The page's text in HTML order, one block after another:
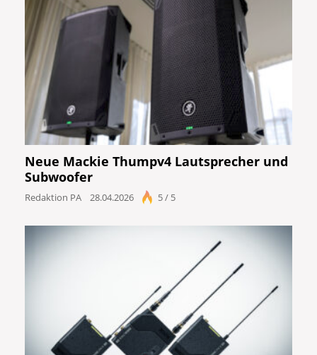
Neue Mackie Thumpv4 Lautsprecher und
Subwoofer
Redaktion PA 28.04.2026 5 / 5